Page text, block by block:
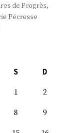
de Progrès,
Pécresse
S
D
1
2
8
9